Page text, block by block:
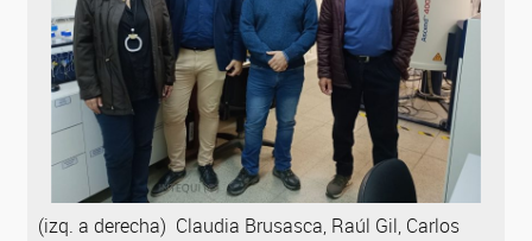
(izq. a derecha) Claudia Brusasca, Raúl Gil, Carlos